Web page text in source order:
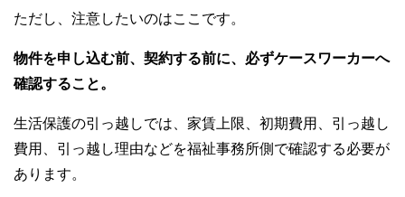
ただし、注意したいのはここです。
物件を申し込む前、契約する前に、必ずケースワーカーへ
確認すること。
生活保護の引っ越しでは、家賃上限、初期費用、引っ越し
費用、引っ越し理由などを福祉事務所側で確認する必要が
あります。